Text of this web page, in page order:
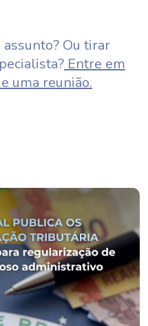
Ou tirar
Entre em
uma reunião.